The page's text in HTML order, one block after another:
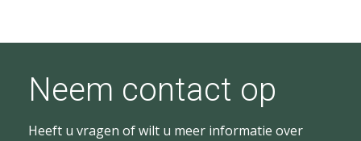
Neem contact op
Heeft u vragen of wilt u meer informatie over